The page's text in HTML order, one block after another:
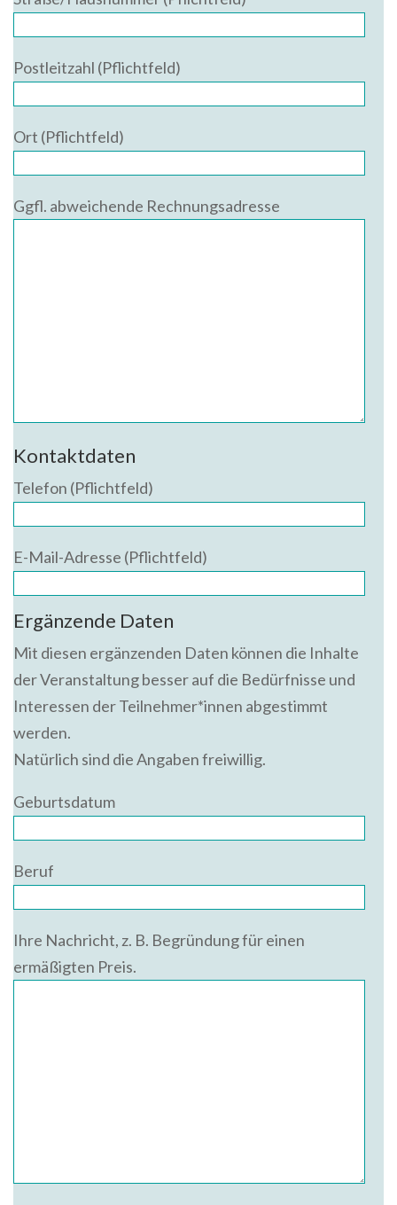
Postleitzahl (Pflichtfeld)
Ort (Pflichtfeld)
Ggfl. abweichende Rechnungsadresse
Kontaktdaten
Telefon (Pflichtfeld)
E-Mail-Adresse (Pflichtfeld)
Ergänzende Daten
Mit diesen ergänzenden Daten können die Inhalte
der Veranstaltung besser auf die Bedürfnisse und
Interessen der Teilnehmer*innen abgestimmt
werden.
Natürlich sind die Angaben freiwillig.
Geburtsdatum
Beruf
Ihre Nachricht, z. B. Begründung für einen
ermäßigten Preis.